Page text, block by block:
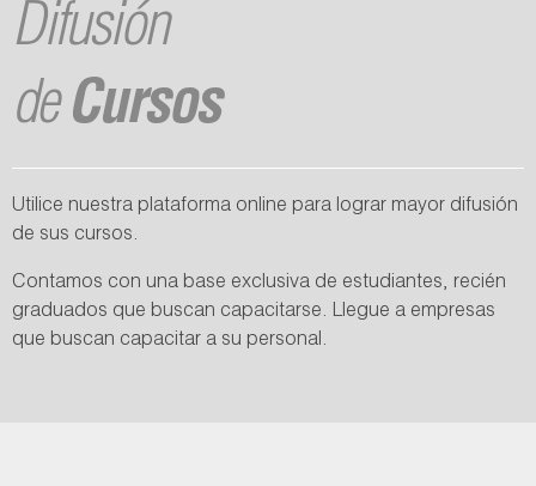
Difusión
deCursos
Utilice nuestra plataforma online para lograr mayor difusión
de sus cursos.
Contamos con una base exclusiva de estudiantes, recién
graduados que buscan capacitarse. Llegue a empresas
que buscan capacitar a su personal.